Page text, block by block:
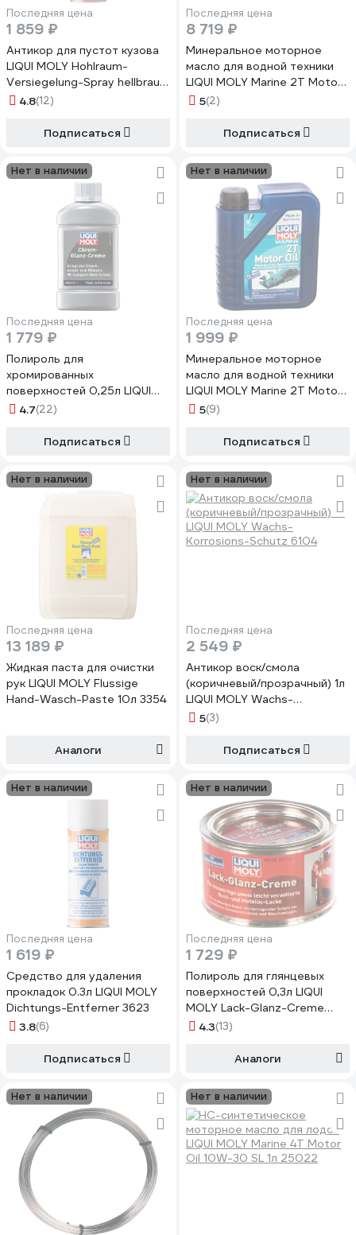
Последняя цена
1 859 ₽
Антикор для пустот кузова
LIQUI MOLY Hohlraum-
Versiegelung-Spray hellbraun,
воск, светло-желтый, 0,5л
4.8(12)
Подписаться
Последняя цена
8 719 ₽
Минеральное моторное
масло для водной техники
LIQUI MOLY Marine 2T Motor
Oil 5л 25020
5(2)
Подписаться
Нет в наличии
Последняя цена
1 779 ₽
Полироль для
хромированных
поверхностей 0,25л LIQUI
MOLY Chrom-Glanz-Creme
4.7(22)
Подписаться
Нет в наличии
Последняя цена
1 999 ₽
Минеральное моторное
масло для водной техники
LIQUI MOLY Marine 2T Motor
Oil 1л 25019
5(9)
Подписаться
Нет в наличии
Последняя цена
13 189 ₽
Жидкая паста для очистки
рук LIQUI MOLY Flussige
Hand-Wasch-Paste 10л 3354
Аналоги
Нет в наличии
Последняя цена
2 549 ₽
Антикор воск/смола
(коричневый/прозрачный) 1л
LIQUI MOLY Wachs-
Korrosions-Schutz 6104
5(3)
Подписаться
Нет в наличии
Последняя цена
1 619 ₽
Средство для удаления
прокладок 0.3л LIQUI MOLY
Dichtungs-Entferner 3623
3.8(6)
Подписаться
Нет в наличии
Последняя цена
1 729 ₽
Полироль для глянцевых
поверхностей 0,3л LIQUI
MOLY Lack-Glanz-Creme
1532
4.3(13)
Аналоги
Нет в наличии Нет в наличии